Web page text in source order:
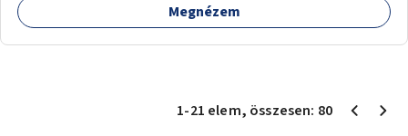
Megnézem
1-21 elem, összesen: 80